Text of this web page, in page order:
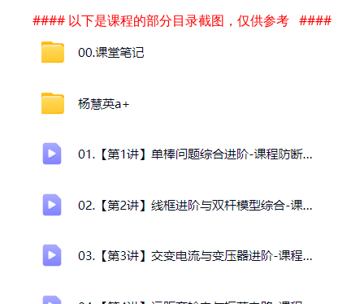
#### 以下是课程的部分目录截图，仅供参考 ####